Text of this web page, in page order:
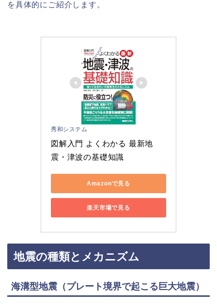
を具体的にご紹介します。
秀和システム
図解入門 よくわかる 最新地
震・津波の基礎知識
Amazonで見る
楽天市場で見る
地震の種類とメカニズム
海溝型地震（プレート境界で起こる巨大地震）